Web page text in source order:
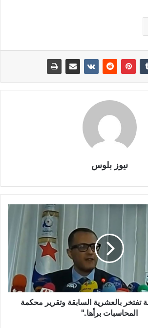
نيوز بلوس
تفتخر بالعشرية السابقة وتقرير محكمة
المحاسبات برأها.."